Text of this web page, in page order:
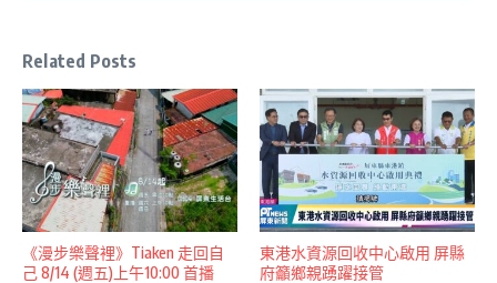
Related Posts
《漫步樂聲裡》Tiaken 走回自
己 8/14 (週五)上午10:00 首播
東港水資源回收中心啟用 屏縣
府籲鄉親踴躍接管